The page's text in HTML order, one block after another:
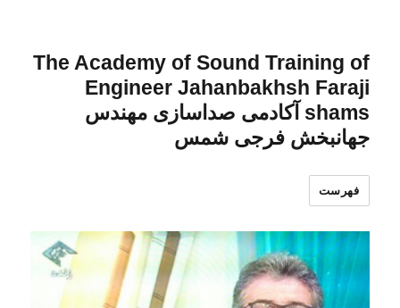
The Academy of Sound Training of
Engineer Jahanbakhsh Faraji
shams آکادمی صداسازی مهندس
جهانبخش فرجی شمس
فهرست